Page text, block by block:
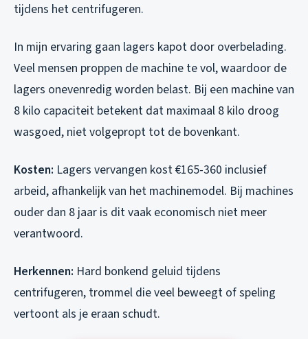
tijdens het centrifugeren.
In mijn ervaring gaan lagers kapot door overbelading.
Veel mensen proppen de machine te vol, waardoor de
lagers onevenredig worden belast. Bij een machine van
8 kilo capaciteit betekent dat maximaal 8 kilo droog
wasgoed, niet volgepropt tot de bovenkant.
Kosten: Lagers vervangen kost €165-360 inclusief
arbeid, afhankelijk van het machinemodel. Bij machines
ouder dan 8 jaar is dit vaak economisch niet meer
verantwoord.
Herkennen: Hard bonkend geluid tijdens
centrifugeren, trommel die veel beweegt of speling
vertoont als je eraan schudt.